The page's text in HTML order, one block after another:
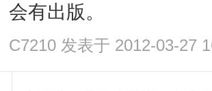
会有出版。
C7210 发表于 2012-03-27